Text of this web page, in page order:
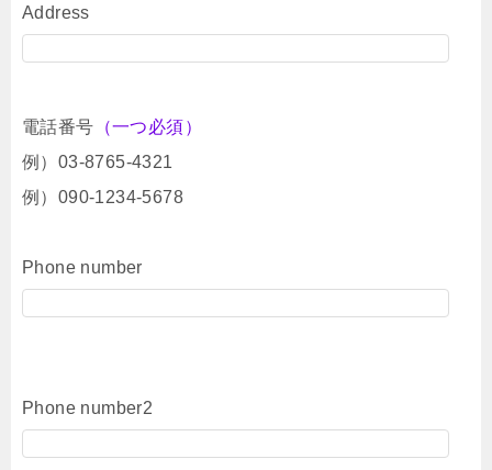
Address
電話番号 （一つ必須）
例）03-8765-4321
例）090-1234-5678
Phone number
Phone number2